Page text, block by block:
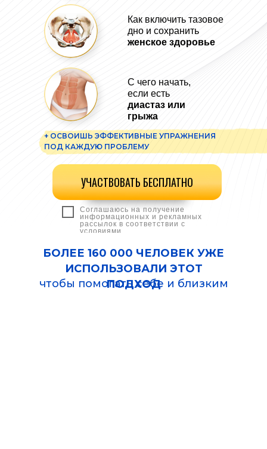
Соглашаюсь на получение
информационных и рекламных
рассылок в соответствии с
условиями
+ ОСВОИШЬ ЭФФЕКТИВНЫЕ УПРАЖНЕНИЯ
ПОД КАЖДУЮ ПРОБЛЕМУ
УЧАСТВОВАТЬ БЕСПЛАТНО
Как включить тазовое
дно и сохранить
женское здоровье
С чего начать,
если есть
диастаз или
грыжа
БОЛЕЕ 160 000 ЧЕЛОВЕК УЖЕ
ИСПОЛЬЗОВАЛИ ЭТОТ
ПОДХОД
чтобы помогать себе и близким
- без бесконечных трат на
процедуры, массажи и таблетки